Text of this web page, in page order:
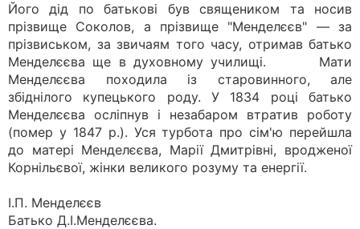
Його дід по батькові був священиком та носив
прізвище Соколов, а прізвище "Менделєєв" — за
прізвиськом, за звичаям того часу, отримав батько
Менделєєва ще в духовному училищі. Мати
Менделєєва походила із старовинного, але
збіднілого купецького роду. У 1834 році батько
Менделєєва осліпнув і незабаром втратив роботу
(помер у 1847 р.). Уся турбота про сім'ю перейшла
до матері Менделєєва, Марії Дмитрівні, вродженої
Корнільєвої, жінки великого розуму та енергії.
І.П. Менделєєв
Батько Д.І.Менделєєва.